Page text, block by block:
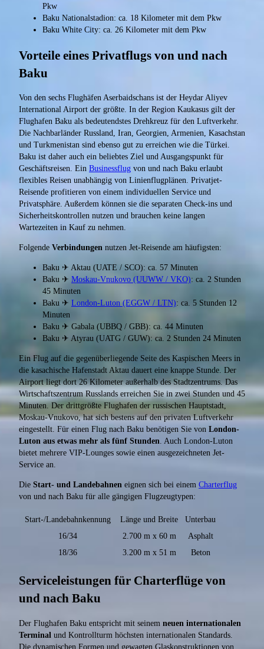
Pkw
Baku Nationalstadion: ca. 18 Kilometer mit dem Pkw
Baku White City: ca. 26 Kilometer mit dem Pkw
Vorteile eines Privatflugs von und nach
Baku
Von den sechs Flughäfen Aserbaidschans ist der Heydar Aliyev
International Airport der größte. In der Region Kaukasus gilt der
Flughafen Baku als bedeutendstes Drehkreuz für den Luftverkehr.
Die Nachbarländer Russland, Iran, Georgien, Armenien, Kasachstan
und Turkmenistan sind ebenso gut zu erreichen wie die Türkei.
Baku ist daher auch ein beliebtes Ziel und Ausgangspunkt für
Geschäftsreisen. Ein Businessflug von und nach Baku erlaubt
flexibles Reisen unabhängig von Linienflugplänen. Privatjet-
Reisende profitieren von einem individuellen Service und
Privatsphäre. Außerdem können sie die separaten Check-ins und
Sicherheitskontrollen nutzen und brauchen keine langen
Wartezeiten in Kauf zu nehmen.
Folgende Verbindungen nutzen Jet-Reisende am häufigsten:
Baku ✈ Aktau (UATE / SCO): ca. 57 Minuten
Baku ✈ Moskau-Vnukovo (UUWW / VKO): ca. 2 Stunden
45 Minuten
Baku ✈ London-Luton (EGGW / LTN): ca. 5 Stunden 12
Minuten
Baku ✈ Gabala (UBBQ / GBB): ca. 44 Minuten
Baku ✈ Atyrau (UATG / GUW): ca. 2 Stunden 24 Minuten
Ein Flug auf die gegenüberliegende Seite des Kaspischen Meers in
die kasachische Hafenstadt Aktau dauert eine knappe Stunde. Der
Airport liegt dort 26 Kilometer außerhalb des Stadtzentrums. Das
Wirtschaftszentrum Russlands erreichen Sie in zwei Stunden und 45
Minuten. Der drittgrößte Flughafen der russischen Hauptstadt,
Moskau-Vnukovo, hat sich bestens auf den privaten Luftverkehr
eingestellt. Für einen Flug nach Baku benötigen Sie von London-
Luton aus etwas mehr als fünf Stunden. Auch London-Luton
bietet mehrere VIP-Lounges sowie einen ausgezeichneten Jet-
Service an.
Die Start- und Landebahnen eignen sich bei einem Charterflug
von und nach Baku für alle gängigen Flugzeugtypen:
Start-/Landebahnkennung Länge und Breite
Unterbau
16/34
2.700 m x 60 m
Asphalt
18/36
3.200 m x 51 m Beton
Serviceleistungen für Charterflüge von
und nach Baku
Der Flughafen Baku entspricht mit seinem neuen internationalen
Terminal und Kontrollturm höchsten internationalen Standards.
Die dynamischen Formen und gewagten Glaskonstruktionen von